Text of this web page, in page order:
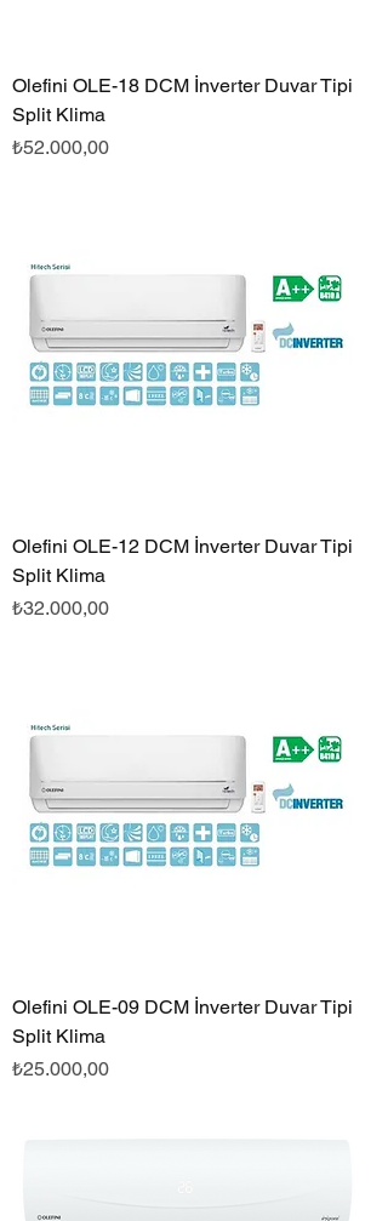
Olefini OLE-18 DCM İnverter Duvar Tipi
Split Klima
Fiyat
₺52.000,00
Olefini OLE-12 DCM İnverter Duvar Tipi
Split Klima
Fiyat
₺32.000,00
Olefini OLE-09 DCM İnverter Duvar Tipi
Split Klima
Fiyat
₺25.000,00